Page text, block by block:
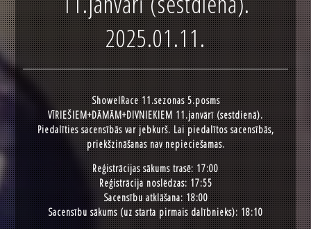
2025.01.11.
ShowelRace 11.sezonas 5.posms
VĪRIEŠIEM+DĀMĀM+DIVNIEKIEM 11.janvārī (sestdienā).
Piedalīties sacensībās var jebkurš. Lai piedalītos sacensībās,
priekšzināšanas nav nepieciešamas.
Reģistrācijas sākums trasē: 17:00
Reģistrācija noslēdzas: 17:55
Sacensību atklāšana: 18:00
Sacensību sākums (uz starta pirmais dalībnieks): 18:10